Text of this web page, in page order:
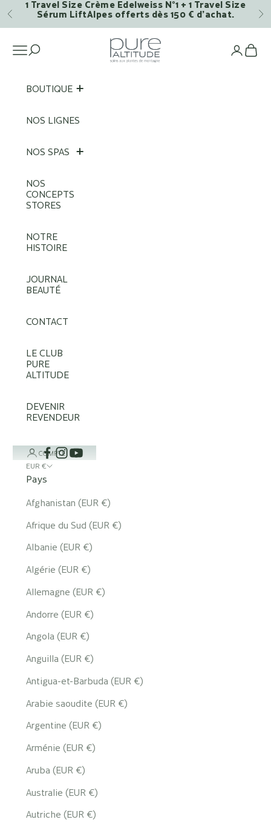
Passer au contenu
Précédent
1 Travel Size Crème Edelweiss N°1 + 1 Travel Size
Sérum LiftAlpes offerts dès 150 € d’achat.
Pure Altitude
Ouvrir la navigation
BOUTIQUE
NOS LIGNES
NOS SPAS
NOS
CONCEPTS
STORES
NOTRE
HISTOIRE
JOURNAL
BEAUTÉ
CONTACT
LE CLUB
PURE
ALTITUDE
DEVENIR
REVENDEUR
COMPTE
EUR €
Pays
Afghanistan (EUR €)
Afrique du Sud (EUR €)
Albanie (EUR €)
Algérie (EUR €)
Allemagne (EUR €)
Andorre (EUR €)
Angola (EUR €)
Anguilla (EUR €)
Antigua-et-Barbuda (EUR €)
Arabie saoudite (EUR €)
Argentine (EUR €)
Arménie (EUR €)
Aruba (EUR €)
Australie (EUR €)
Autriche (EUR €)